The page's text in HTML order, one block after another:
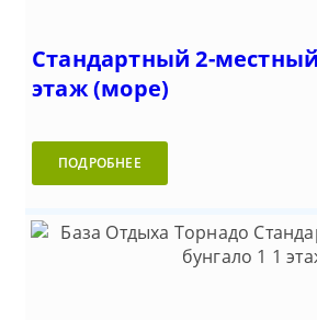
Стандартный 2-
этаж (море)
ПОДРОБНЕЕ